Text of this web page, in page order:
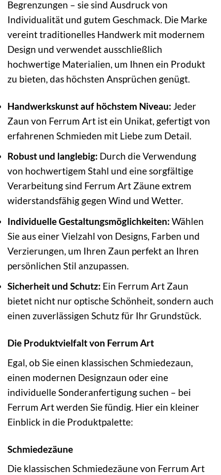
Begrenzungen – sie sind Ausdruck von
Individualität und gutem Geschmack. Die Marke
vereint traditionelles Handwerk mit modernem
Design und verwendet ausschließlich
hochwertige Materialien, um Ihnen ein Produkt
zu bieten, das höchsten Ansprüchen genügt.
Handwerkskunst auf höchstem Niveau: Jeder
Zaun von Ferrum Art ist ein Unikat, gefertigt von
erfahrenen Schmieden mit Liebe zum Detail.
Robust und langlebig: Durch die Verwendung
von hochwertigem Stahl und eine sorgfältige
Verarbeitung sind Ferrum Art Zäune extrem
widerstandsfähig gegen Wind und Wetter.
Individuelle Gestaltungsmöglichkeiten: Wählen
Sie aus einer Vielzahl von Designs, Farben und
Verzierungen, um Ihren Zaun perfekt an Ihren
persönlichen Stil anzupassen.
Sicherheit und Schutz: Ein Ferrum Art Zaun
bietet nicht nur optische Schönheit, sondern auch
einen zuverlässigen Schutz für Ihr Grundstück.
Die Produktvielfalt von Ferrum Art
Egal, ob Sie einen klassischen Schmiedezaun,
einen modernen Designzaun oder eine
individuelle Sonderanfertigung suchen – bei
Ferrum Art werden Sie fündig. Hier ein kleiner
Einblick in die Produktpalette:
Schmiedezäune
Die klassischen Schmiedezäune von Ferrum Art